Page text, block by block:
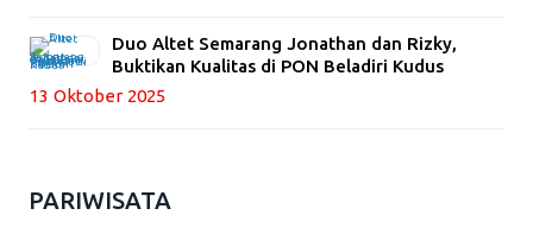
Duo Altet Semarang Jonathan dan Rizky,
Buktikan Kualitas di PON Beladiri Kudus
13 Oktober 2025
PARIWISATA